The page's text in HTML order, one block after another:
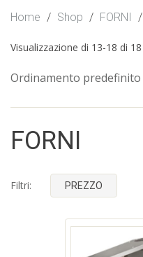
Home / Shop / FORNI /
Visualizzazione di 13-18 di
Ordinamento predefinito
FORNI
Filtri: PREZZO